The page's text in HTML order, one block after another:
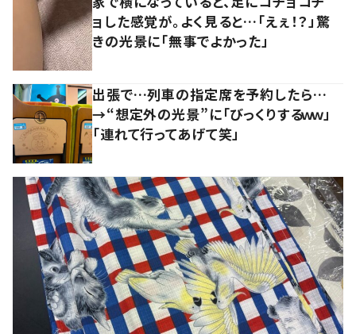
ョした感覚が。よく見ると…「えぇ！？」驚
きの光景に「無事でよかった」
出張で…列車の指定席を予約したら…
→“想定外の光景”に「びっくりするｗｗ」
「連れて行ってあげて笑」